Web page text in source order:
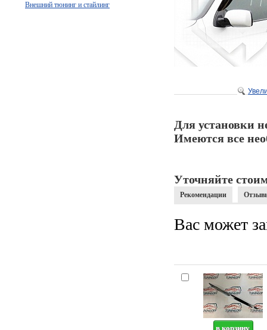
Внешний тюнинг и стайлинг
Для установки
Имеются все
Уточняйте
Рекомендации
Вас может